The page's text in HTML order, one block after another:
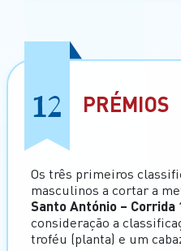
12 PRÉMIOS
Os três primeiros
masculinos a cortar a
Santo António – Corrida
consideração a
troféu (planta) e um